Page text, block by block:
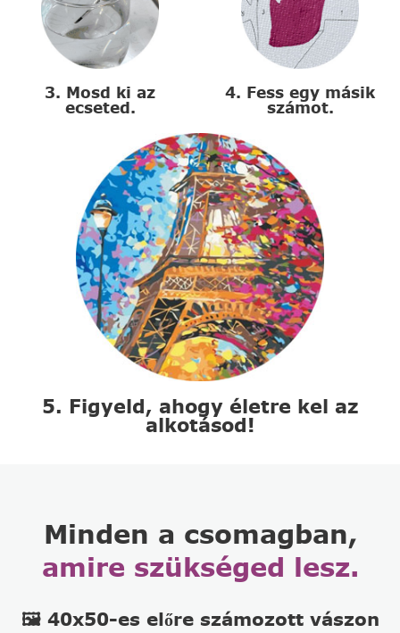
3. Mosd ki az
ecseted.
4. Fess egy másik
számot.
5. Figyeld, ahogy életre kel az
alkotásod!
Minden a csomagban,
amire szükséged lesz.
🖼️ 40x50-es előre számozott vászon